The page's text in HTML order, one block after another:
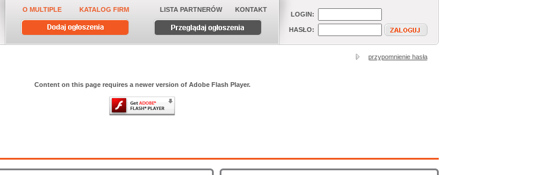
O MULTIPLE KATALOG FIRM LISTA PARTNERÓW KONTAKT
LOGIN:
HASŁO:
przypomnienie hasła
Content on this page requires a newer version of Adobe Flash Player.